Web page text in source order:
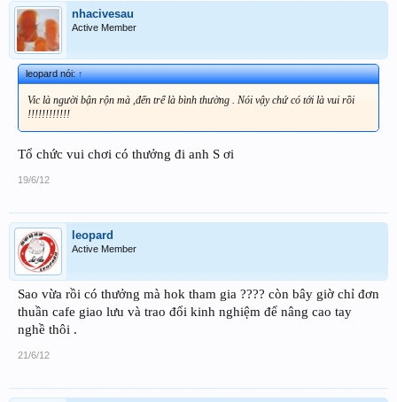
nhacivesau
Active Member
leopard nói:↑
Vic là người bận rộn mà ,đến trể là bình thường . Nói vậy chứ có tới là vui rồi
!!!!!!!!!!!!
Tổ chức vui chơi có thưởng đi anh S ơi
19/6/12
leopard
Active Member
Sao vừa rồi có thưởng mà hok tham gia ???? còn bây giờ chỉ đơn
thuần cafe giao lưu và trao đổi kinh nghiệm để nâng cao tay
nghề thôi .
21/6/12